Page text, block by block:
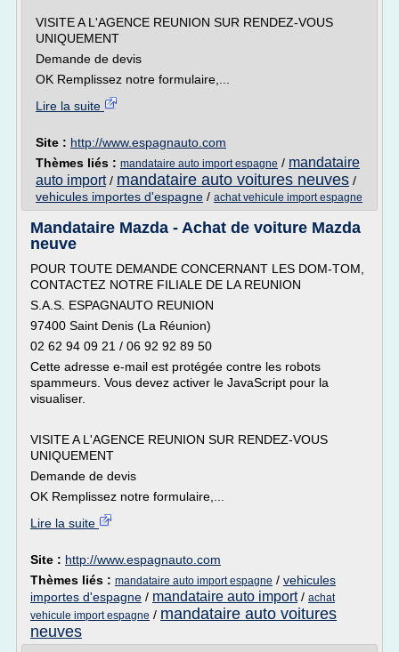
VISITE A L'AGENCE REUNION SUR RENDEZ-VOUS
UNIQUEMENT
Demande de devis
OK Remplissez notre formulaire,...
Lire la suite
Site : http://www.espagnauto.com
Thèmes liés : mandataire auto import espagne / mandataire
auto import/ mandataire auto voitures neuves /
vehicules importes d'espagne / achat vehicule import espagne
Mandataire Mazda - Achat de voiture Mazda
neuve
POUR TOUTE DEMANDE CONCERNANT LES DOM-TOM,
CONTACTEZ NOTRE FILIALE DE LA REUNION
S.A.S. ESPAGNAUTO REUNION
97400 Saint Denis (La Réunion)
02 62 94 09 21 / 06 92 92 89 50
Cette adresse e-mail est protégée contre les robots
spammeurs. Vous devez activer le JavaScript pour la
visualiser.
VISITE A L'AGENCE REUNION SUR RENDEZ-VOUS
UNIQUEMENT
Demande de devis
OK Remplissez notre formulaire,...
Lire la suite
Site : http://www.espagnauto.com
Thèmes liés : mandataire auto import espagne / vehicules
importes d'espagne / mandataire auto import/ achat
vehicule import espagne / mandataire auto voitures
neuves